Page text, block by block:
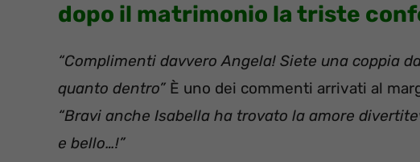
dopo il matrimonio la triste
“Complimenti davvero Angela! Siete una coppia
quanto dentro” È uno dei commenti arrivati al
“Bravi anche Isabella ha trovato la amore
e bello…!”